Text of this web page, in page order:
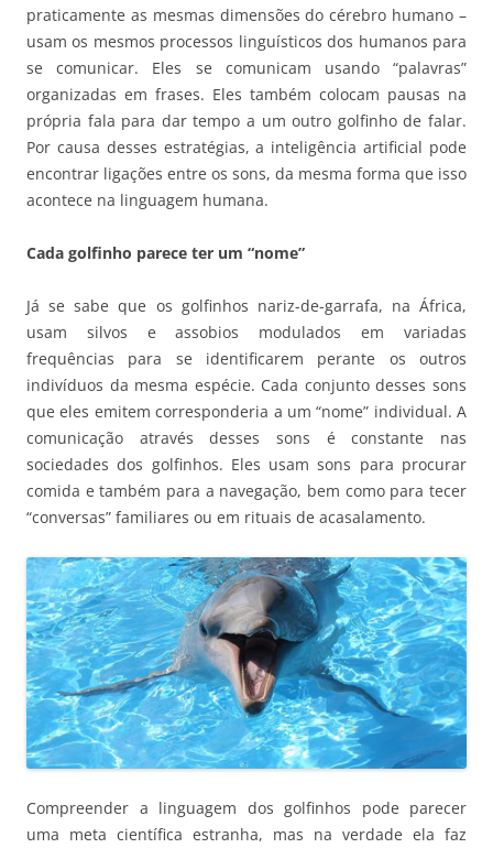
praticamente as mesmas dimensões do cérebro humano –
usam os mesmos processos linguísticos dos humanos para
se comunicar. Eles se comunicam usando “palavras”
organizadas em frases. Eles também colocam pausas na
própria fala para dar tempo a um outro golfinho de falar.
Por causa desses estratégias, a inteligência artificial pode
encontrar ligações entre os sons, da mesma forma que isso
acontece na linguagem humana.
Cada golfinho parece ter um “nome”
Já se sabe que os golfinhos nariz-de-garrafa, na África,
usam silvos e assobios modulados em variadas
frequências para se identificarem perante os outros
indivíduos da mesma espécie. Cada conjunto desses sons
que eles emitem corresponderia a um “nome” individual. A
comunicação através desses sons é constante nas
sociedades dos golfinhos. Eles usam sons para procurar
comida e também para a navegação, bem como para tecer
“conversas” familiares ou em rituais de acasalamento.
Compreender a linguagem dos golfinhos pode parecer
uma meta científica estranha, mas na verdade ela faz